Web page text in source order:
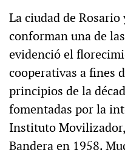
La ciudad de
conforman una de
evidenció el
cooperativas a fines
principios de la
fomentadas por la
Instituto
Bandera en 1958.